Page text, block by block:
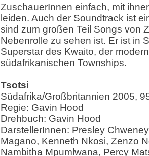
ZuschauerInnen einfach, mit
leiden. Auch der Soundtrack ist
sind zum großen Teil Songs von
Nebenrolle zu sehen ist. Er ist in
Superstar des Kwaito, der
südafrikanischen Townships.
Tsotsi
Südafrika/Großbritannien 2005,
Regie: Gavin Hood
Drehbuch: Gavin Hood
DarstellerInnen: Presley
Magano, Kenneth Nkosi, Zenzo
Nambitha Mpumlwana, Percy